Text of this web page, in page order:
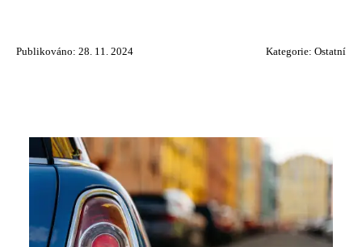
Publikováno: 28. 11. 2024 Kategorie: Ostatní